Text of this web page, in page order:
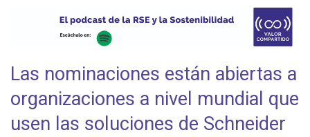
Las nominaciones están abiertas a
organizaciones a nivel mundial que
usen las soluciones de Schneider